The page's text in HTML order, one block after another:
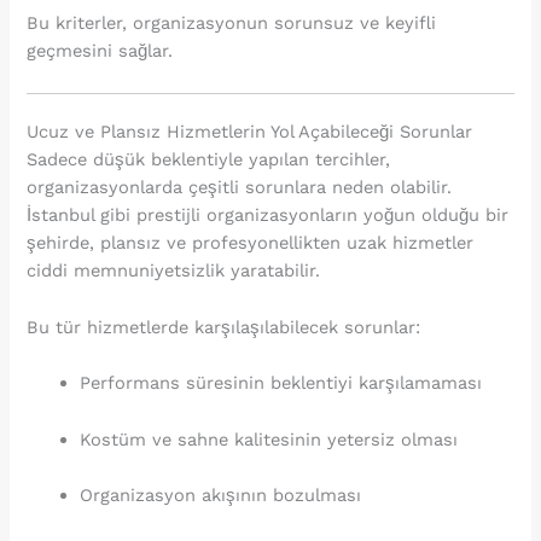
Bu kriterler, organizasyonun sorunsuz ve keyifli
geçmesini sağlar.
Ucuz ve Plansız Hizmetlerin Yol Açabileceği Sorunlar
Sadece düşük beklentiyle yapılan tercihler,
organizasyonlarda çeşitli sorunlara neden olabilir.
İstanbul gibi prestijli organizasyonların yoğun olduğu bir
şehirde, plansız ve profesyonellikten uzak hizmetler
ciddi memnuniyetsizlik yaratabilir.
Bu tür hizmetlerde karşılaşılabilecek sorunlar:
Performans süresinin beklentiyi karşılamaması
Kostüm ve sahne kalitesinin yetersiz olması
Organizasyon akışının bozulması